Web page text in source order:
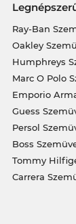
Ray-Ban
Oakley
Humphreys
Marc O Polo
Emporio
Guess
Persol
Boss
Tommy
Carrera